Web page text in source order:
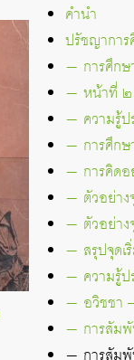
คำนำ
ปรัชญากา
— การศึกษ
— หน้าที่ ๒
— ความรู้ป
— การศึกษ
— การคิดอ
— ตัวอย่าง
— ตัวอย่าง
— สรุปจุดเ
— ความรู้ป
— อวิชชา
— การสัมพั